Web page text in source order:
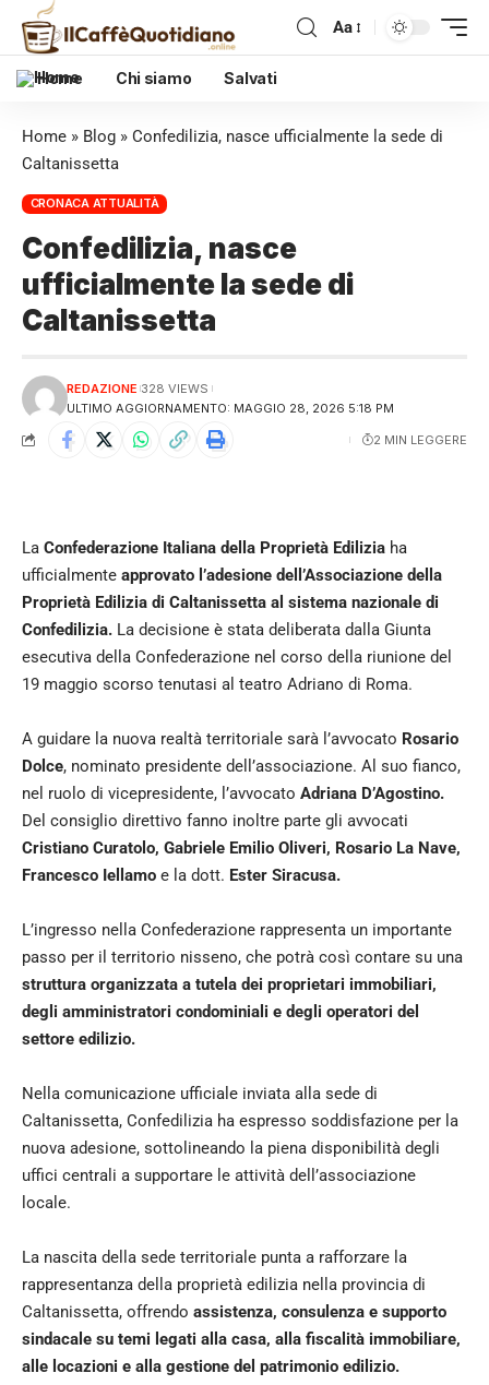
Aa
Home Chi siamo Salvati
Home » Blog » Confedilizia, nasce ufficialmente la sede di
Caltanissetta
CRONACA ATTUALITÀ
Confedilizia, nasce
ufficialmente la sede di
Caltanissetta
ULTIMO AGGIORNAMENTO: MAGGIO 28, 2026 5:18 PM
REDAZIONE 328 VIEWS
2 MIN LEGGERE
La Confederazione Italiana della Proprietà Edilizia ha
ufficialmente approvato l’adesione dell’Associazione della
Proprietà Edilizia di Caltanissetta al sistema nazionale di
Confedilizia. La decisione è stata deliberata dalla Giunta
esecutiva della Confederazione nel corso della riunione del
19 maggio scorso tenutasi al teatro Adriano di Roma.
A guidare la nuova realtà territoriale sarà l’avvocato Rosario
Dolce, nominato presidente dell’associazione. Al suo fianco,
nel ruolo di vicepresidente, l’avvocato Adriana D’Agostino.
Del consiglio direttivo fanno inoltre parte gli avvocati
Cristiano Curatolo, Gabriele Emilio Oliveri, Rosario La Nave,
Francesco Iellamo e la dott. Ester Siracusa.
L’ingresso nella Confederazione rappresenta un importante
passo per il territorio nisseno, che potrà così contare su una
struttura organizzata a tutela dei proprietari immobiliari,
degli amministratori condominiali e degli operatori del
settore edilizio.
Nella comunicazione ufficiale inviata alla sede di
Caltanissetta, Confedilizia ha espresso soddisfazione per la
nuova adesione, sottolineando la piena disponibilità degli
uffici centrali a supportare le attività dell’associazione
locale.
La nascita della sede territoriale punta a rafforzare la
rappresentanza della proprietà edilizia nella provincia di
Caltanissetta, offrendo assistenza, consulenza e supporto
sindacale su temi legati alla casa, alla fiscalità immobiliare,
alle locazioni e alla gestione del patrimonio edilizio.